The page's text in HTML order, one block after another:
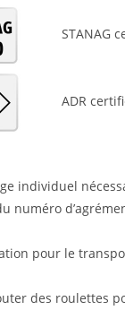
STANAG
ADR
individuel
numéro
pour le
des roulettes